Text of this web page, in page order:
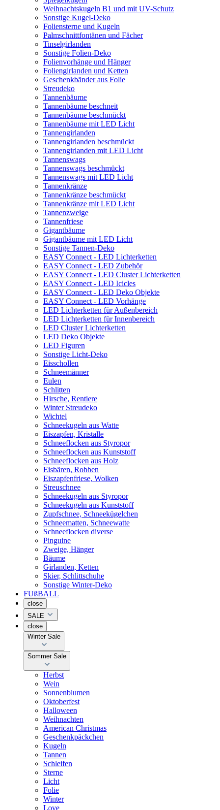
Weihnachtskugeln B1 und mit UV-Schutz
Sonstige Kugel-Deko
Foliensterne und Kugeln
Palmschnittfontänen und Fächer
Tinselgirlanden
Sonstige Folien-Deko
Folienvorhänge und Hänger
Foliengirlanden und Ketten
Geschenkbänder aus Folie
Streudeko
Tannenbäume
Tannenbäume beschneit
Tannenbäume beschmückt
Tannenbäume mit LED Licht
Tannengirlanden
Tannengirlanden beschmückt
Tannengirlanden mit LED Licht
Tannenswags
Tannenswags beschmückt
Tannenswags mit LED Licht
Tannenkränze
Tannenkränze beschmückt
Tannenkränze mit LED Licht
Tannenzweige
Tannenfriese
Gigantbäume
Gigantbäume mit LED Licht
Sonstige Tannen-Deko
EASY Connect - LED Lichterketten
EASY Connect - LED Zubehör
EASY Connect - LED Cluster Lichterketten
EASY Connect - LED Icicles
EASY Connect - LED Deko Objekte
EASY Connect - LED Vorhänge
LED Lichterketten für Außenbereich
LED Lichterketten für Innenbereich
LED Cluster Lichterketten
LED Deko Objekte
LED Figuren
Sonstige Licht-Deko
Eisschollen
Schneemänner
Eulen
Schlitten
Hirsche, Rentiere
Winter Streudeko
Wichtel
Schneekugeln aus Watte
Eiszapfen, Kristalle
Schneeflocken aus Styropor
Schneeflocken aus Kunststoff
Schneeflocken aus Holz
Eisbären, Robben
Eiszapfenfriese, Wolken
Streuschnee
Schneekugeln aus Styropor
Schneekugeln aus Kunststoff
Zupfschnee, Schneekügelchen
Schneematten, Schneewatte
Schneeflocken diverse
Pinguine
Zweige, Hänger
Bäume
Girlanden, Ketten
Skier, Schlittschuhe
Sonstige Winter-Deko
FUßBALL
close
SALE
close
Winter Sale
Sommer Sale
Herbst
Wein
Sonnenblumen
Oktoberfest
Halloween
Weihnachten
American Christmas
Geschenkpäckchen
Kugeln
Tannen
Schleifen
Sterne
Licht
Folie
Winter
Love